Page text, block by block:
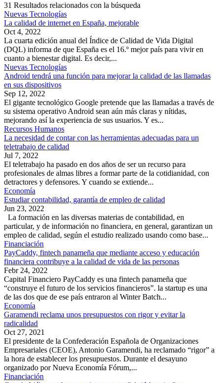
31 Resultados relacionados con la búsqueda
Nuevas Tecnologías
La calidad de internet en España, mejorable
Oct 4, 2022
La cuarta edición anual del Índice de Calidad de Vida Digital
(DQL) informa de que España es el 16.º mejor país para vivir en
cuanto a bienestar digital. Es decir,...
Nuevas Tecnologías
Android tendrá una función para mejorar la calidad de las llamadas
en sus dispositivos
Sep 12, 2022
El gigante tecnológico Google pretende que las llamadas a través de
su sistema operativo Android sean aún más claras y nítidas,
mejorando así la experiencia de sus usuarios. Y es...
Recursos Humanos
La necesidad de contar con las herramientas adecuadas para un
teletrabajo de calidad
Jul 7, 2022
El teletrabajo ha pasado en dos años de ser un recurso para
profesionales de almas libres a formar parte de la cotidianidad, con
detractores y defensores. Y cuando se extiende...
Economía
Estudiar contabilidad, garantía de empleo de calidad
Jun 23, 2022
La formación en las diversas materias de contabilidad, en
particular, y de información no financiera, en general, garantizan un
empleo de calidad, según el estudio realizado usando como base...
Financiación
PayCaddy, fintech panameña que mediante acceso y educación
financiera contribuye a la calidad de vida de las personas
Febr 24, 2022
Capital Financiero PayCaddy es una fintech panameña que
“construye el futuro de los servicios financieros”. la startup es una
de las dos que de ese país entraron al Winter Batch...
Economía
Garamendi reclama unos presupuestos con rigor y evitar la
radicalidad
Oct 27, 2021
El presidente de la Confederación Española de Organizaciones
Empresariales (CEOE), Antonio Garamendi, ha reclamado “rigor” a
la hora de establecer los presupuestos. Durante el desayuno
organizado por Nueva Economía Fórum,...
Financiación